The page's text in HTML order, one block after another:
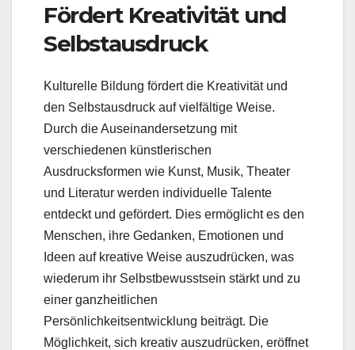
Fördert Kreativität und
Selbstausdruck
Kulturelle Bildung fördert die Kreativität und
den Selbstausdruck auf vielfältige Weise.
Durch die Auseinandersetzung mit
verschiedenen künstlerischen
Ausdrucksformen wie Kunst, Musik, Theater
und Literatur werden individuelle Talente
entdeckt und gefördert. Dies ermöglicht es den
Menschen, ihre Gedanken, Emotionen und
Ideen auf kreative Weise auszudrücken, was
wiederum ihr Selbstbewusstsein stärkt und zu
einer ganzheitlichen
Persönlichkeitsentwicklung beiträgt. Die
Möglichkeit, sich kreativ auszudrücken, eröffnet